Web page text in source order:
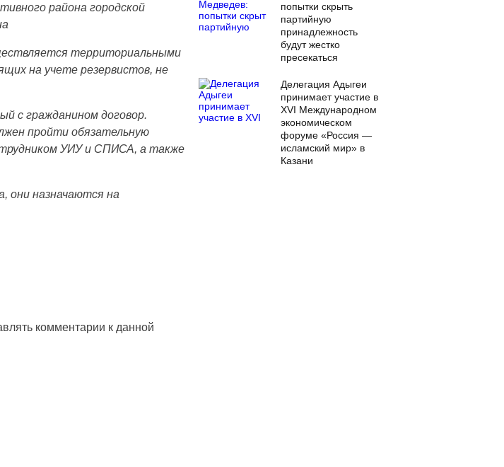
района городской
территориальными
на учете резервистов, не
с гражданином договор.
пройти обязательную
УИУ и СПИСА, а также
они назначаются на
комментарии к данной
попытки скрыть
партийную
принадлежность
будут жестко
пресекаться
Делегация Адыгеи
принимает участие в
XVI Международном
экономическом
форуме «Россия —
исламский мир» в
Казани